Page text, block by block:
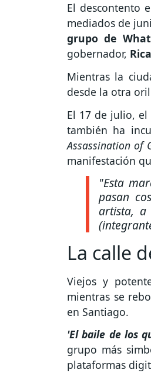
El descontento
mediados de
grupo de
gobernador,
Mientras la
desde la otra
El 17 de julio,
también ha
Assassination of
manifestación
"Esta
pasan
artista, a
La calle
Viejos y
mientras se
en Santiago.
'El baile de los
grupo más
plataformas